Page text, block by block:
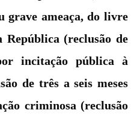
grave ameaça, do livre
República (reclusão de
incitação pública à
de três a seis meses
criminosa (reclusão